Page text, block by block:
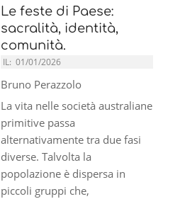
Le feste di Paese:
sacralità, identità,
comunità.
IL: 01/01/2026
Bruno Perazzolo
La vita nelle società australiane
primitive passa
alternativamente tra due fasi
diverse. Talvolta la
popolazione è dispersa in
piccoli gruppi che,